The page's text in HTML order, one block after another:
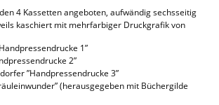
4 Kassetten angeboten, aufwändig sechsseitig
kaschiert mit mehrfarbiger Druckgrafik von
1”
2”
”Handpressendrucke 3”
(herausgegeben mit Büchergilde